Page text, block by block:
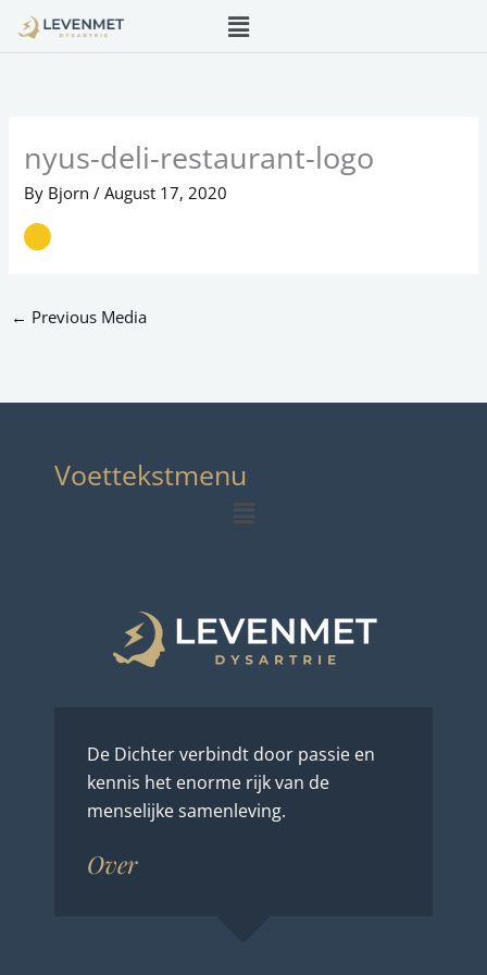
Menu
nyus-deli-restaurant-logo
By Bjorn/August 17, 2020
← Previous Media
Voettekstmenu
Menu
De Dichter verbindt door passie en
kennis het enorme rijk van de
menselijke samenleving.
Over